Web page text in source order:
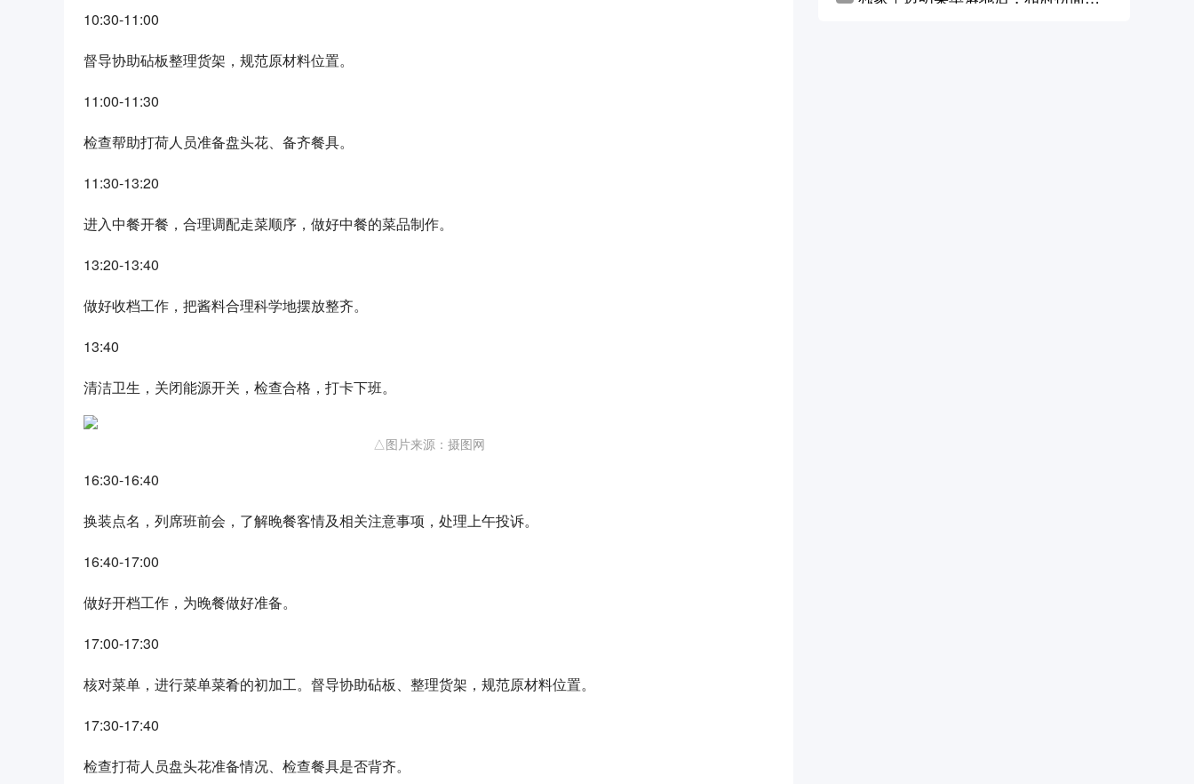
10:30-11:00
督导协助砧板整理货架，规范原材料位置。
11:00-11:30
检查帮助打荷人员准备盘头花、备齐餐具。
11:30-13:20
进入中餐开餐，合理调配走菜顺序，做好中餐的菜品制作。
13:20-13:40
做好收档工作，把酱料合理科学地摆放整齐。
13:40
清洁卫生，关闭能源开关，检查合格，打卡下班。
△图片来源：摄图网
16:30-16:40
换装点名，列席班前会，了解晚餐客情及相关注意事项，处理上午投诉。
16:40-17:00
做好开档工作，为晚餐做好准备。
17:00-17:30
核对菜单，进行菜单菜肴的初加工。督导协助砧板、整理货架，规范原材料位置。
17:30-17:40
检查打荷人员盘头花准备情况、检查餐具是否背齐。